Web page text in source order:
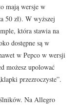
mają wersje w
50 zł). W wyższej
która stawia na
dostępne są w
w Pepco w wersji
możesz upolować
przezroczyste”.
Na Allegro